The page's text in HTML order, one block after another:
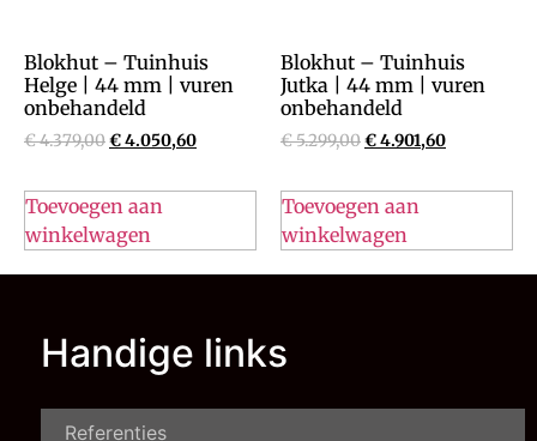
Blokhut – Tuinhuis
Helge | 44 mm | vuren
onbehandeld
€4.379,00€4.050,60
Toevoegen aan
winkelwagen
Blokhut – Tuinhuis
Jutka | 44 mm | vuren
onbehandeld
€5.299,00€4.901,60
Toevoegen aan
winkelwagen
Handige links
Referenties